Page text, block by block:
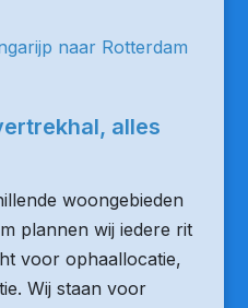
naar Rotterdam
alles
woongebieden
plannen wij iedere rit
voor ophaallocatie,
Wij staan voor